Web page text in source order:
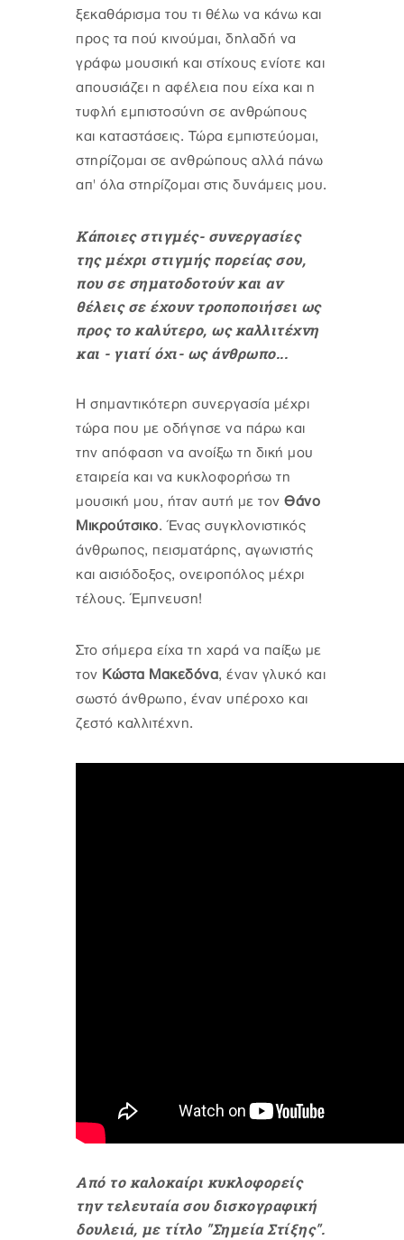
ξεκαθάρισμα του τι θέλω να κάνω και
προς τα πού κινούμαι, δηλαδή να
γράφω μουσική και στίχους ενίοτε και
απουσιάζει η αφέλεια που είχα και η
τυφλή εμπιστοσύνη σε ανθρώπους
και καταστάσεις. Τώρα εμπιστεύομαι,
στηρίζομαι σε ανθρώπους αλλά πάνω
απ' όλα στηρίζομαι στις δυνάμεις μου.
Κάποιες στιγμές- συνεργασίες
της μέχρι στιγμής πορείας σου,
που σε σηματοδοτούν και αν
θέλεις σε έχουν τροποποιήσει ως
προς το καλύτερο, ως καλλιτέχνη
και - γιατί όχι- ως άνθρωπο...
Η σημαντικότερη συνεργασία μέχρι
τώρα που με οδήγησε να πάρω και
την απόφαση να ανοίξω τη δική μου
εταιρεία και να κυκλοφορήσω τη
μουσική μου, ήταν αυτή με τον Θάνο
Μικρούτσικο. Ένας συγκλονιστικός
άνθρωπος, πεισματάρης, αγωνιστής
και αισιόδοξος, ονειροπόλος μέχρι
τέλους. Έμπνευση!
Στο σήμερα είχα τη χαρά να παίξω με
τον Κώστα Μακεδόνα, έναν γλυκό και
σωστό άνθρωπο, έναν υπέροχο και
ζεστό καλλιτέχνη.
Από το καλοκαίρι κυκλοφορείς
την τελευταία σου δισκογραφική
δουλειά, με τίτλο "Σημεία Στίξης".